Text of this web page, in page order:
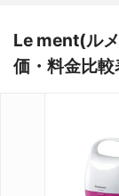
Le ment(ル
価・料金比較